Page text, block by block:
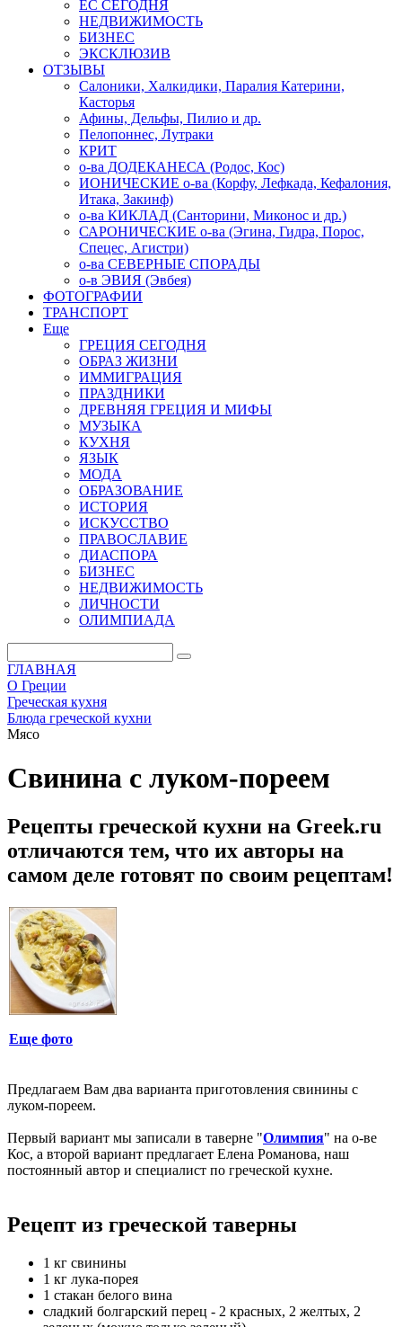
ЕС СЕГОДНЯ
НЕДВИЖИМОСТЬ
БИЗНЕС
ЭКСКЛЮЗИВ
ОТЗЫВЫ
Салоники, Халкидики, Паралия Катерини,
Касторья
Афины, Дельфы, Пилио и др.
Пелопоннес, Лутраки
КРИТ
о-ва ДОДЕКАНЕСА (Родос, Кос)
ИОНИЧЕСКИЕ о-ва (Корфу, Лефкада, Кефалония,
Итака, Закинф)
о-ва КИКЛАД (Санторини, Миконос и др.)
САРОНИЧЕСКИЕ о-ва (Эгина, Гидра, Порос,
Спецес, Агистри)
о-ва СЕВЕРНЫЕ СПОРАДЫ
о-в ЭВИЯ (Эвбея)
ФОТОГРАФИИ
ТРАНСПОРТ
Еще
ГРЕЦИЯ СЕГОДНЯ
ОБРАЗ ЖИЗНИ
ИММИГРАЦИЯ
ПРАЗДНИКИ
ДРЕВНЯЯ ГРЕЦИЯ И МИФЫ
МУЗЫКА
КУХНЯ
ЯЗЫК
МОДА
ОБРАЗОВАНИЕ
ИСТОРИЯ
ИСКУССТВО
ПРАВОСЛАВИЕ
ДИАСПОРА
БИЗНЕС
НЕДВИЖИМОСТЬ
ЛИЧНОСТИ
ОЛИМПИАДА
ГЛАВНАЯ
О Греции
Греческая кухня
Блюда греческой кухни
Мясо
Свинина с луком-пореем
Рецепты греческой кухни на Greek.ru
отличаются тем, что их авторы на
самом деле готовят по своим рецептам!
Еще фото
Предлагаем Вам два варианта приготовления свинины с
луком-пореем.
Первый вариант мы записали в таверне "Олимпия" на о-ве
Кос, а второй вариант предлагает Елена Романова, наш
постоянный автор и специалист по греческой кухне.
Рецепт из греческой таверны
1 кг свинины
1 кг лука-порея
1 стакан белого вина
сладкий болгарский перец - 2 красных, 2 желтых, 2